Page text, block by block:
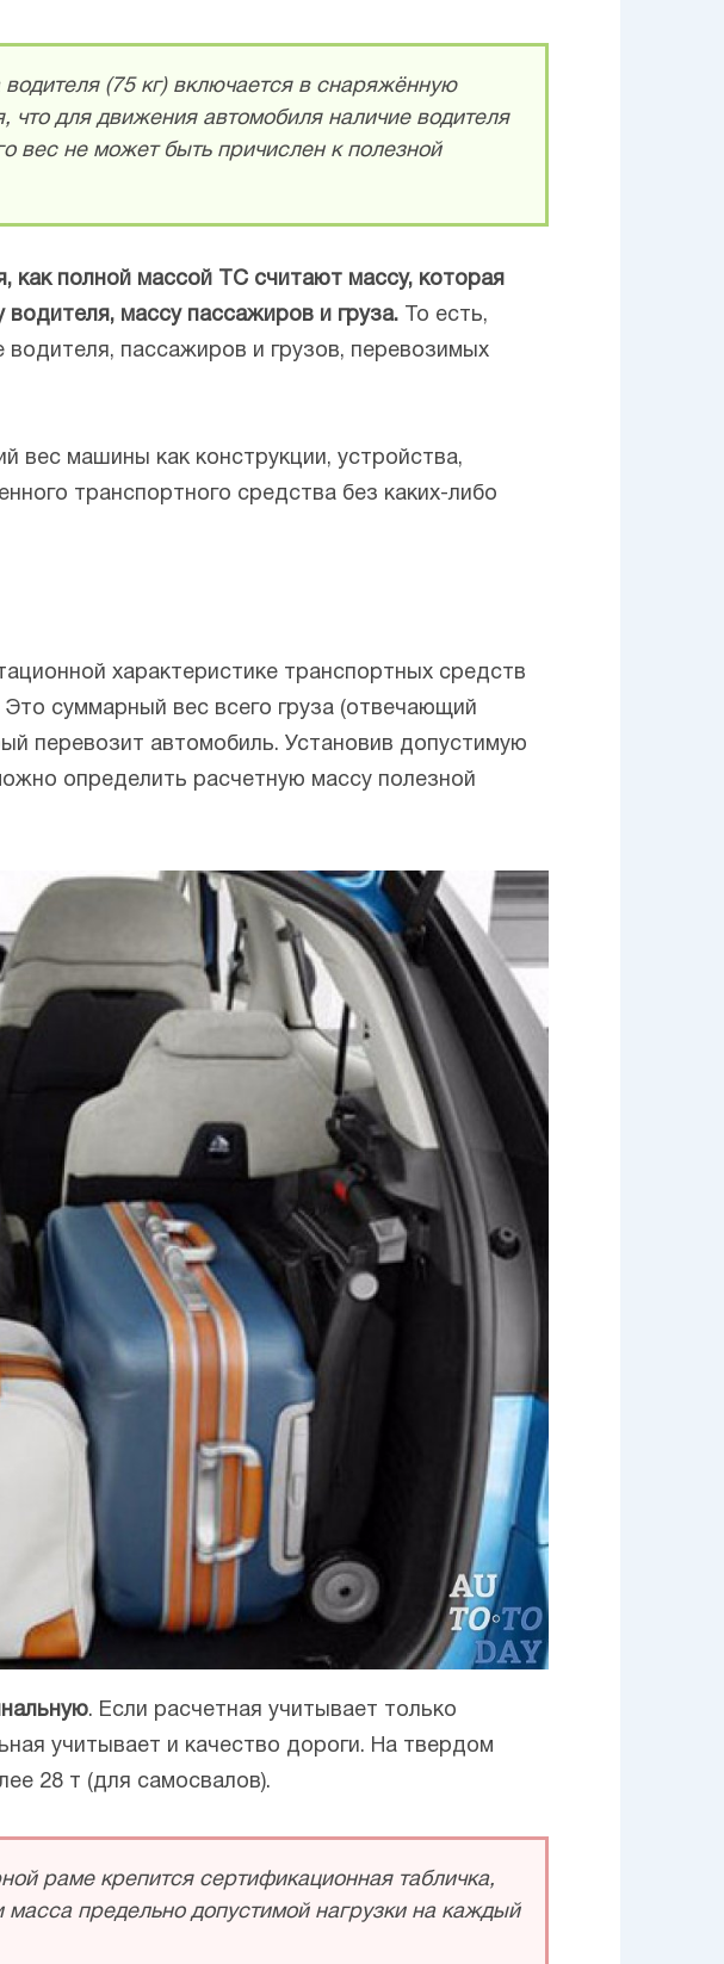
(75 кг) включается в снаряжённую
для движения автомобиля наличие водителя
вес не может быть причислен к полезной
полной массой ТС считают массу, которая
массу пассажиров и груза. То есть,
пассажиров и грузов, перевозимых
вес машины как конструкции, устройства,
транспортного средства без каких-либо
характеристике транспортных средств
суммарный вес всего груза (отвечающий
перевозит автомобиль. Установив допустимую
определить расчетную массу полезной
. Если расчетная учитывает только
учитывает и качество дороги. На твердом
28 т (для самосвалов).
раме крепится сертификационная табличка,
предельно допустимой нагрузки на каждый